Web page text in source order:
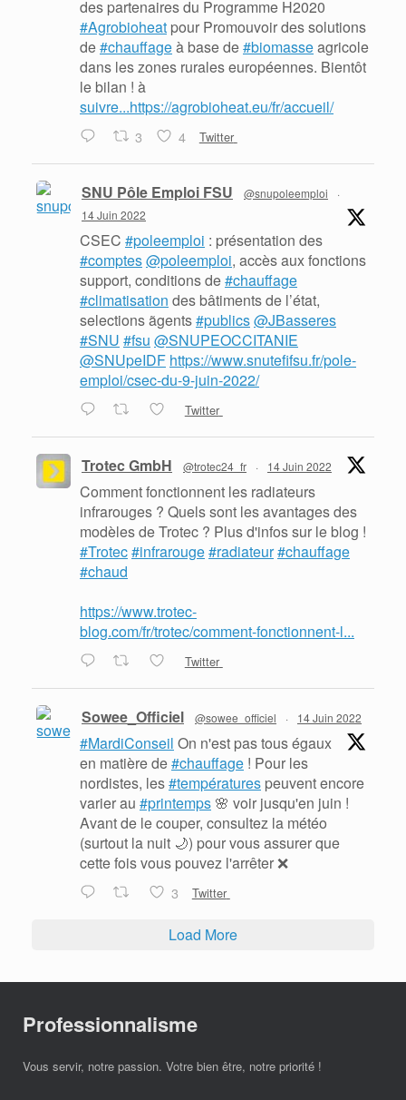
des partenaires du Programme H2020
#Agrobioheat pour Promouvoir des solutions
de#chauffageà base de#biomasseagricole
dans les zones rurales européennes. Bientôt
le bilan ! à
suivre...https://agrobioheat.eu/fr/accueil/
3 4 Twitter
SNU Pôle Emploi FSU @snupoleemploi
·
14 Juin 2022
CSEC #poleemploi : présentation des
#comptes@poleemploi, accès aux fonctions
support, conditions de#chauffage
#climatisation des bâtiments de l’état,
selections ãgents#publics@JBasseres
#SNU #fsu @SNUPEOCCITANIE
@SNUpeIDF https://www.snutefifsu.fr/pole-
emploi/csec-du-9-juin-2022/
Twitter
Trotec GmbH @trotec24_fr · 14 Juin 2022
Comment fonctionnent les radiateurs
infrarouges ? Quels sont les avantages des
modèles de Trotec ? Plus d'infos sur le blog !
#Trotec#infrarouge#radiateur#chauffage
#chaud
https://www.trotec-
blog.com/fr/trotec/comment-fonctionnent-l...
Twitter
Sowee_Officiel @sowee_officiel · 14 Juin 2022
#MardiConseil On n'est pas tous égaux
en matière de#chauffage ! Pour les
nordistes, les#températures peuvent encore
varier au #printemps 🌸 voir jusqu'en juin !
Avant de le couper, consultez la météo
(surtout la nuit 🌙) pour vous assurer que
cette fois vous pouvez l'arrêter ❌
3 Twitter
Load More
Professionnalisme
Vous servir, notre passion. Votre bien être, notre priorité !